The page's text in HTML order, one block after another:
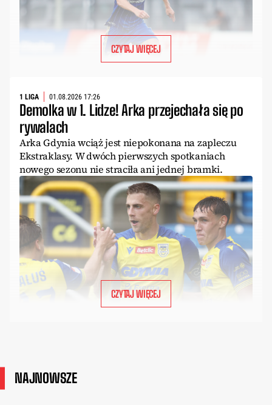
CZYTAJ WIĘCEJ
1 LIGA 01.08.2026 17:26
Demolka w 1. Lidze! Arka przejechała się po
rywalach
Arka Gdynia wciąż jest niepokonana na zapleczu
Ekstraklasy. W dwóch pierwszych spotkaniach
nowego sezonu nie straciła ani jednej bramki.
CZYTAJ WIĘCEJ
NAJNOWSZE